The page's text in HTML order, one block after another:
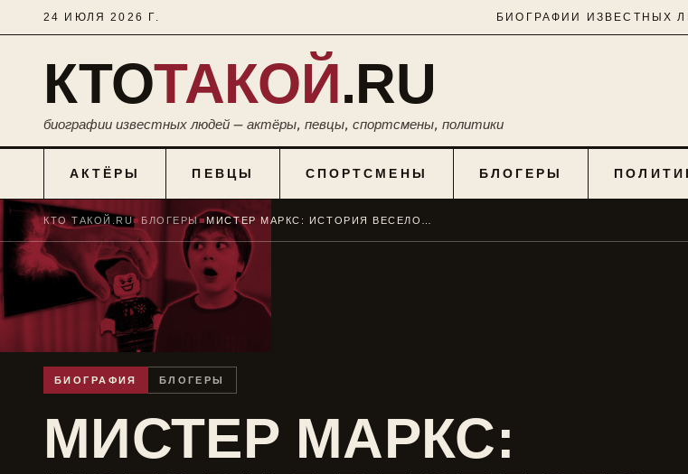
24 ИЮЛЯ 2026 Г. БИОГРАФИИ ИЗВЕСТНЫХ
КТОТАКОЙ.RU
биографии известных людей — актёры, певцы, спортсмены, политики
АКТЁРЫ ПЕВЦЫ СПОРТСМЕНЫ БЛОГЕРЫ
КТО ТАКОЙ.RU■ БЛОГЕРЫ■
БИОГРАФИЯ БЛОГЕРЫ
МИСТЕР МАРКС: